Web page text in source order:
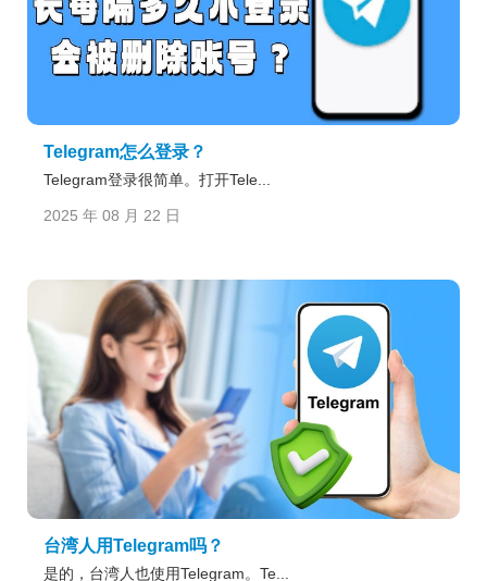
Telegram怎么登录？
Telegram登录很简单。打开Tele...
2025 年 08 月 22 日
台湾人用Telegram吗？
是的，台湾人也使用Telegram。Te...